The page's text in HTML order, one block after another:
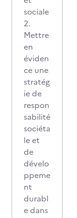
sociale
2.
Mettre
en
éviden
ce une
stratég
ie de
respon
sabilité
sociéta
le et
de
dévelo
ppeme
nt
durabl
e dans